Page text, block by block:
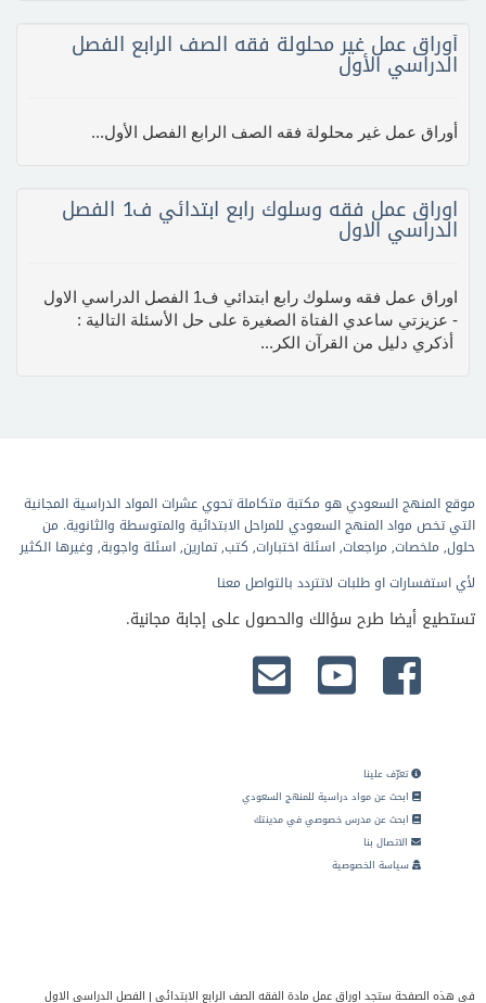
أوراق عمل غير محلولة فقه الصف الرابع الفصل
الدراسي الأول
أوراق عمل غير محلولة فقه الصف الرابع الفصل الأول...
اوراق عمل فقه وسلوك رابع ابتدائي ف1 الفصل
الدراسي الاول
اوراق عمل فقه وسلوك رابع ابتدائي ف1 الفصل الدراسي الاول
- عزيزتي ساعدي الفتاة الصغيرة على حل الأسئلة التالية :
أذكري دليل من القرآن الكر...
موقع المنهج السعودي هو مكتبة متكاملة تحوي عشرات المواد الدراسية المجانية
التي تخص مواد المنهج السعودي للمراحل الابتدائية والمتوسطة والثانوية. من
حلول, ملخصات, مراجعات, اسئلة اختبارات, كتب, تمارين, اسئلة واجوبة, وغيرها الكثير
لأي استفسارات او طلبات لاتتردد بالتواصل معنا
تستطيع أيضا طرح سؤالك والحصول على إجابة مجانية.
تعرّف علينا
ابحث عن مواد دراسية للمنهج السعودي
ابحث عن مدرس خصوصي في مدينتك
الاتصال بنا
سياسة الخصوصية
في هذه الصفحة ستجد اوراق عمل مادة الفقه الصف الرابع الابتدائي | الفصل الدراسي الاول